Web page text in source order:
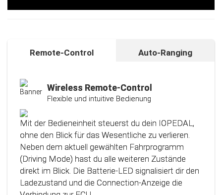
Remote-Control Auto-Ranging
Wireless Remote-Control
Flexible und intuitive Bedienung
Mit der Bedieneinheit steuerst du dein IOPEDAL,
ohne den Blick für das Wesentliche zu verlieren.
Neben dem aktuell gewählten Fahrprogramm
(Driving Mode) hast du alle weiteren Zustände
direkt im Blick. Die Batterie-LED signalisiert dir den
Ladezustand und die Connection-Anzeige die
Kalibrierungsfunktion
Das Steuergerät (ECU) verfügt über eine
intelligente Kalibrierfunktion. Direkt nach dem
Einbau des IOPEDAL werden alle notwendigen
Informationen des Gaspedals automatisch
analysiert und zu einem optimierten individuellen
Kennfeld verarbeitet. Dadurch werden die
einzelnen Fahrmodi (Fahrprogramme)
automatisch an die Charakteristik des Gaspedals